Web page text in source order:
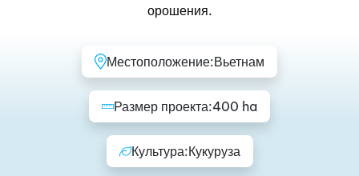
орошения.
Местоположение:Вьетнам
Размер проекта:400 ha
Культура:Кукуруза